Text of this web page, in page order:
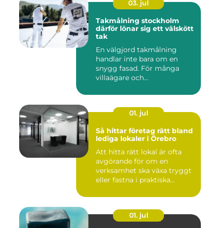
03. jul
Takmålning stockholm
därför lönar sig ett välskött
tak
En välgjord takmålning
handlar inte bara om en
snygg fasad. För många
villaägare och
01. jul
Så hittar företag rätt bland
lediga lokaler i Örebro
Att hitta rätt lokal är ofta
avgörande för om en
verksamhet ska växa tryggt
eller fastna i praktiska...
01. jul